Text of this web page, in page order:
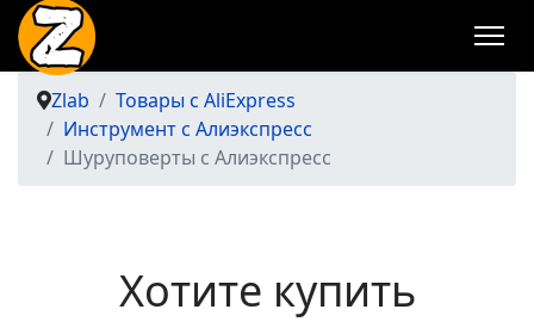
Zlab
Товары с AliExpress
Инструмент с Алиэкспресс
Шуруповерты с Алиэкспресс
Хотите купить